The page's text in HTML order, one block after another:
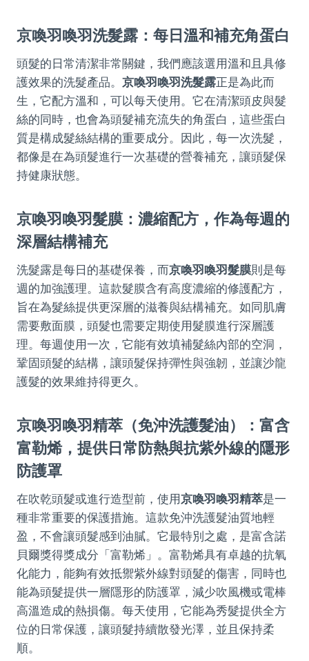
京喚羽喚羽洗髮露：每日溫和補充角蛋白
頭髮的日常清潔非常關鍵，我們應該選用溫和且具修
護效果的洗髮產品。 京喚羽喚羽洗髮露正是為此而
生，它配方溫和，可以每天使用。它在清潔頭皮與髮
絲的同時，也會為頭髮補充流失的角蛋白，這些蛋白
質是構成髮絲結構的重要成分。因此，每一次洗髮，
都像是在為頭髮進行一次基礎的營養補充，讓頭髮保
持健康狀態。
京喚羽喚羽髮膜：濃縮配方，作為每週的
深層結構補充
洗髮露是每日的基礎保養，而京喚羽喚羽髮膜則是每
週的加強護理。這款髮膜含有高度濃縮的修護配方，
旨在為髮絲提供更深層的滋養與結構補充。如同肌膚
需要敷面膜，頭髮也需要定期使用髮膜進行深層護
理。每週使用一次，它能有效填補髮絲內部的空洞，
鞏固頭髮的結構，讓頭髮保持彈性與強韌，並讓沙龍
護髮的效果維持得更久。
京喚羽喚羽精萃（免沖洗護髮油）：富含
富勒烯，提供日常防熱與抗紫外線的隱形
防護罩
在吹乾頭髮或進行造型前，使用京喚羽喚羽精萃是一
種非常重要的保護措施。這款免沖洗護髮油質地輕
盈，不會讓頭髮感到油膩。它最特別之處，是富含諾
貝爾獎得獎成分「富勒烯」。富勒烯具有卓越的抗氧
化能力，能夠有效抵禦紫外線對頭髮的傷害，同時也
能為頭髮提供一層隱形的防護罩，減少吹風機或電棒
高溫造成的熱損傷。每天使用，它能為秀髮提供全方
位的日常保護，讓頭髮持續散發光澤，並且保持柔
順。